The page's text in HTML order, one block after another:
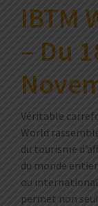
IBTM
– Du
Véritable
World
du tourisme
du monde
ou
permet non